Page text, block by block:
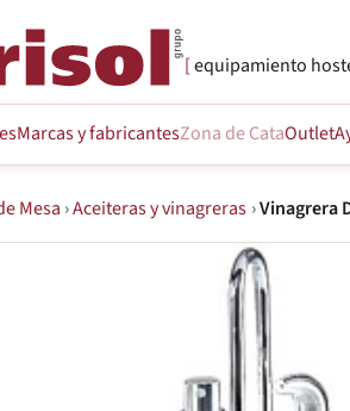
equipamiento
Marcasy fabricantesZona de CataOutlet
Mesa ›Aceiteras y vinagreras ›Vinagrera